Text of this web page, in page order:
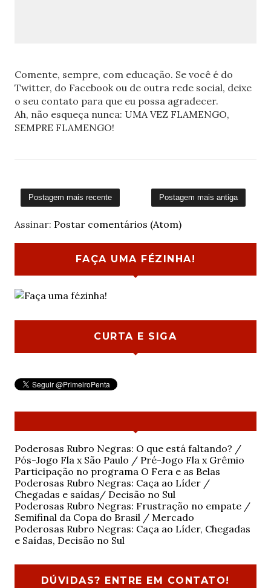
Comente, sempre, com educação. Se você é do
Twitter, do Facebook ou de outra rede social, deixe
o seu contato para que eu possa agradecer.
Ah, não esqueça nunca: UMA VEZ FLAMENGO,
SEMPRE FLAMENGO!
Postagem mais recente Postagem mais antiga
Assinar: Postar comentários (Atom)
FAÇA UMA FÉZINHA!
CURTA E SIGA
Poderosas Rubro Negras: O que está faltando? /
Pós-Jogo Fla x São Paulo / Pré-Jogo Fla x Grêmio
Participação no programa O Fera e as Belas
Poderosas Rubro Negras: Caça ao Líder /
Chegadas e saídas/ Decisão no Sul
Poderosas Rubro Negras: Frustração no empate /
Semifinal da Copa do Brasil / Mercado
Poderosas Rubro Negras: Caça ao Líder, Chegadas
e Saídas, Decisão no Sul
DÚVIDAS? ENTRE EM CONTATO!